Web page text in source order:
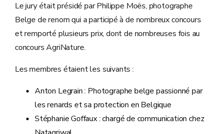
Le jury était présidé par Philippe Moës, photographe
Belge de renom qui a participé à de nombreux concours
et remporté plusieurs prix, dont de nombreuses fois au
concours AgriNature.
Les membres étaient les suivants :
Anton Legrain : Photographe belge passionné par
les renards et sa protection en Belgique
Stéphanie Goffaux : chargé de communication chez